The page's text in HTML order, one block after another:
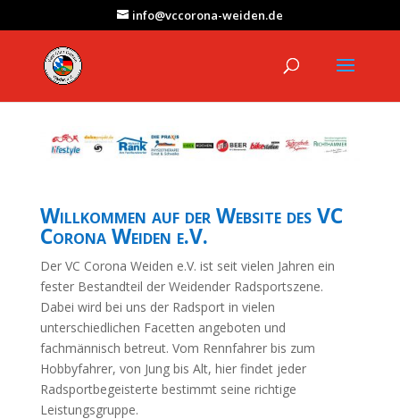
info@vccorona-weiden.de
Willkommen auf der Website des VC
Corona Weiden e.V.
Der VC Corona Weiden e.V. ist seit vielen Jahren ein
fester Bestandteil der Weidender Radsportszene.
Dabei wird bei uns der Radsport in vielen
unterschiedlichen Facetten angeboten und
fachmännisch betreut. Vom Rennfahrer bis zum
Hobbyfahrer, von Jung bis Alt, hier findet jeder
Radsportbegeisterte bestimmt seine richtige
Leistungsgruppe.